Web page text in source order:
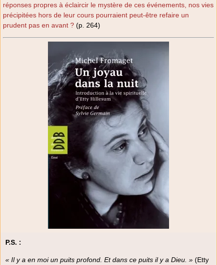
réponses propres à éclaircir le mystère de ces événements, nos vies
précipitées hors de leur cours pourraient peut-être refaire un
prudent pas en avant ? (p. 264)
P.S. :
« Il y a en moi un puits profond. Et dans ce puits il y a Dieu. » (Etty